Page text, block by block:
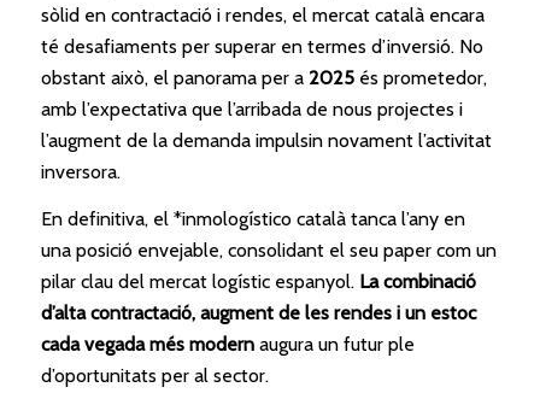
sòlid en contractació i rendes, el mercat català encara
té desafiaments per superar en termes d’inversió. No
obstant això, el panorama per a 2025és prometedor,
amb l’expectativa que l’arribada de nous projectes i
l’augment de la demanda impulsin novament l’activitat
inversora.
En definitiva, el *inmologístico català tanca l’any en
una posició envejable, consolidant el seu paper com un
pilar clau del mercat logístic espanyol. La combinació
d’alta contractació, augment de les rendes i un estoc
cada vegada més modernaugura un futur ple
d’oportunitats per al sector.